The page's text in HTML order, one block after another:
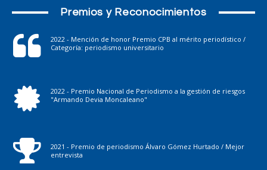
Premios y Reconocimientos
2022 - Mención de honor Premio CPB al mérito periodístico /
Categoría: periodismo universitario
2022 - Premio Nacional de Periodismo a la gestión de riesgos
"Armando Devia Moncaleano"
2021 - Premio de periodismo Álvaro Gómez Hurtado / Mejor
entrevista